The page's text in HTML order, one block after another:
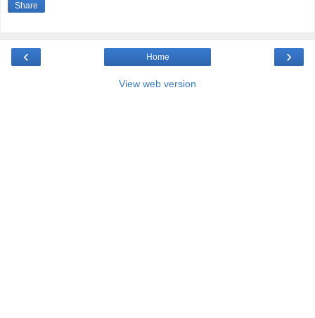
Share
‹ ›
Home
View web version